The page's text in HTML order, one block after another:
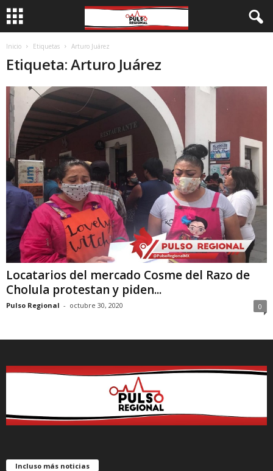
Inicio Etiquetas Arturo Juárez
Etiqueta: Arturo Juárez
Locatarios del mercado Cosme del Razo de
Cholula protestan y piden...
Pulso Regional - octubre 30, 2020 0
Incluso más noticias